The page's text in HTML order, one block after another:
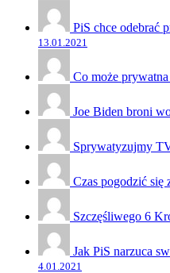
PiS chce odebrać
13.01.2021
Co może
Joe Biden broni
Sprywatyzujmy
Czas pogodzić się
Szczęśliwego 6
Jak PiS narzuca
4.01.2021